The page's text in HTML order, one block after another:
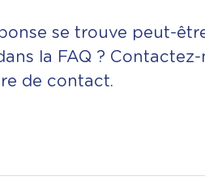
se trouve peut-
la FAQ ?
de contact.